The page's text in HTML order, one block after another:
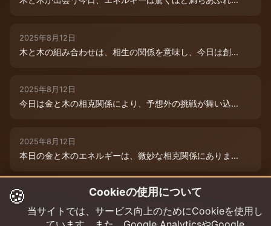
2025年8月12日
木と木の組み合わせは、相生の関係を意味し、今日は創...
2025年8月12日
今日は金と木の相克関係により、予想外の挑戦が舞い込...
2025年8月12日
本日の金と木のエネルギーは、微妙な相克関係にありま...
2025年8月9日
木と木が寄り添う今日、あなたの創造性は最高潮に達し...
🍪 Cookieの使用について
当サイトでは、サービス向上のためにCookieを使用し